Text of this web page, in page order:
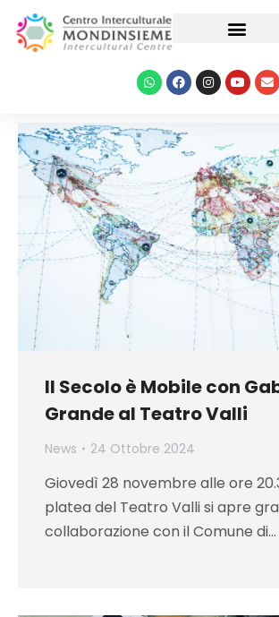
Il Secolo è Mobile con
Grande al Teatro Valli
News 24 Ottobre 2024
Giovedì 28 novembre alle ore
platea del Teatro Valli si apre
collaborazione con il Comune di…